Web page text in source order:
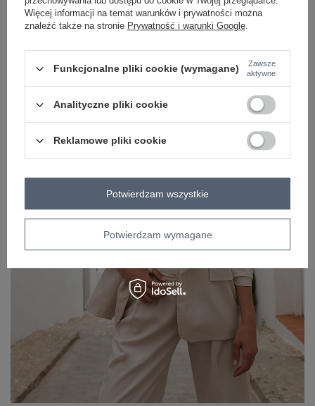
Hity sezonu w stylu Reserved, które znajdziesz w
FactoryPrice
Więcej informacji na temat warunków i prywatności można
znaleźć także na stronie Prywatność i warunki Google.
Funkcjonalne pliki cookie (wymagane)
Zawsze
aktywne
Analityczne pliki cookie
Reklamowe pliki cookie
Potwierdzam wymagane
Potwierdzam wszystkie